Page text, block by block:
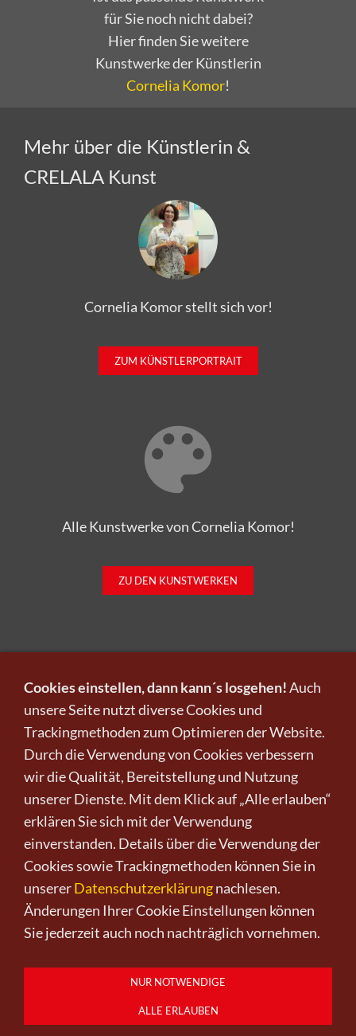
für Sie noch nicht dabei?
Hier finden Sie weitere
Kunstwerke der Künstlerin
Cornelia Komor !
Mehr über die Künstlerin &
CRELALA Kunst
Cornelia Komor stellt sich vor!
ZUM KÜNSTLERPORTRAIT
Alle Kunstwerke von Cornelia Komor!
ZU DEN KUNSTWERKEN
Infos zu Verkauf und Versand!
KUNST KAUFEN BEI CRELALA
Kunst kaufenKunst verkaufenKontaktWirNewsletter Datenschutz
Impressum AGB Widerruf
0151-21315985 D-64625 Bensheim
Cookies einstellen, dann kann´s losgehen!Auch
unsere Seite nutzt diverse Cookies und
Trackingmethoden zum Optimieren der Website.
Durch die Verwendung von Cookies verbessern
wir die Qualität, Bereitstellung und Nutzung
unserer Dienste. Mit dem Klick auf „Alle erlauben“
erklären Sie sich mit der Verwendung
einverstanden. Details über die Verwendung der
Cookies sowie Trackingmethoden können Sie in
unsererDatenschutzerklärungnachlesen.
Änderungen Ihrer Cookie Einstellungen können
Sie jederzeit auch noch nachträglich vornehmen.
NUR NOTWENDIGE
ALLE ERLAUBEN